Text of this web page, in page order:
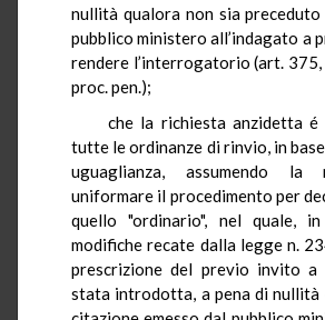
nullità qualora non sia preceduto
pubblico ministero all’indagato a
rendere l’interrogatorio (art. 375,
proc. pen.);
che la richiesta anzidetta é
tutte le ordinanze di rinvio, in
uguaglianza, assumendo la
uniformare il procedimento per
quello "ordinario", nel quale,
modifiche recate dalla legge n.
prescrizione del previo invito a
stata introdotta, a pena di nullità